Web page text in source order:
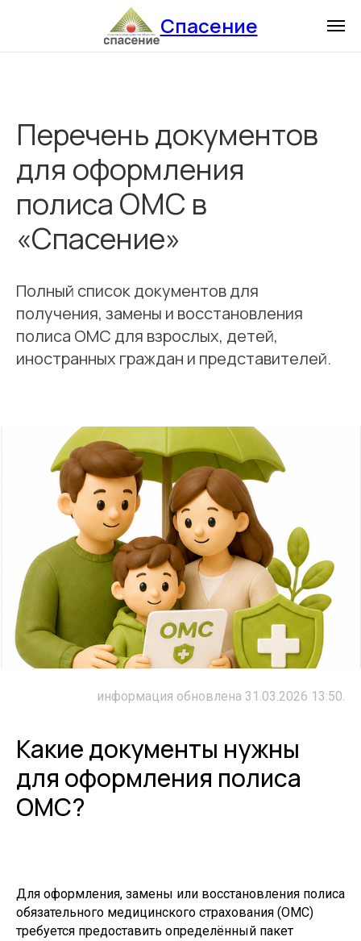
Спасение
Перечень документов
для оформления
полиса ОМС в
«Спасение»
Полный список документов для
получения, замены и восстановления
полиса ОМС для взрослых, детей,
иностранных граждан и представителей.
информация обновлена 31.03.2026 13:50.
Какие документы нужны
для оформления полиса
ОМС?
Для оформления, замены или восстановления полиса
обязательного медицинского страхования (ОМС)
требуется предоставить определённый пакет